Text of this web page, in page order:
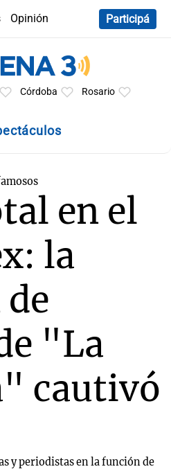
Opinión
Participá
Córdoba Rosario
en el
la
"La
cautivó
y periodistas en la función de